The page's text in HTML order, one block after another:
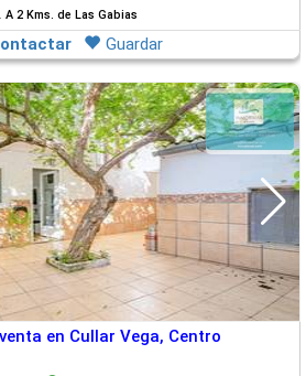
A 2 Kms. de Las Gabias
Guardar
en Cullar Vega, Centro